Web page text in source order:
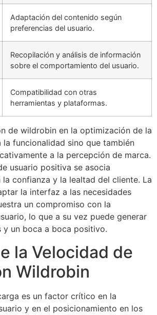
Adaptación del contenido según
preferencias del usuario.
Recopilación y análisis de información
sobre el comportamiento del usuario.
Compatibilidad con otras
herramientas y plataformas.
de wildrobin en la optimización de la
la funcionalidad sino que también
a la percepción de marca.
usuario positiva se asocia
confianza y la lealtad del cliente. La
la interfaz a las necesidades
un compromiso con la
lo que a su vez puede generar
y un boca a boca positivo.
la Velocidad de
Wildrobin
es un factor crítico en la
y en el posicionamiento en los